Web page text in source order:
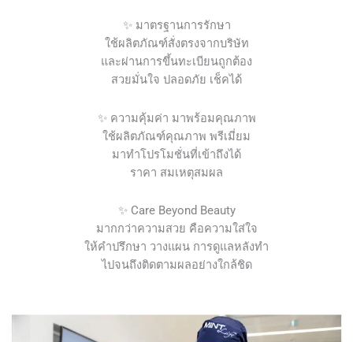
✨ มาตรฐานการรักษา
ใช้ผลิตภัณฑ์สั่งตรงจากบริษัท
และผ่านการขึ้นทะเบียนถูกต้อง
สวยมั่นใจ ปลอดภัย เช็คได้
✨ ความคุ้มค่า มาพร้อมคุณภาพ
ใช้ผลิตภัณฑ์คุณภาพ พรีเมี่ยม
มาทำโปรโมชั่นที่เข้าถึงได้
ราคา สมเหตุสมผล
✨ Care Beyond Beauty
มากกว่าความสวย คือความใส่ใจ
ให้คำปรึกษา วางแผน การดูแลหลังทำ
ไปจนถึงติดตามผลอย่างใกล้ชิด